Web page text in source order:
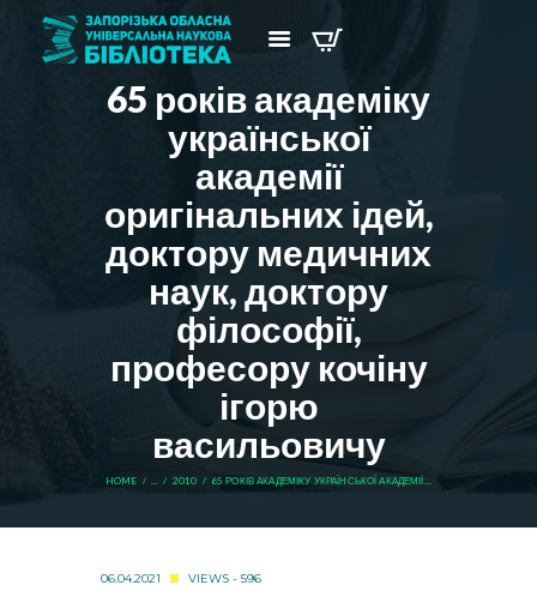
65 років академіку
української
академії
оригінальних ідей,
доктору медичних
наук, доктору
філософії,
професору кочіну
ігорю
васильовичу
HOME ... 2010 65 РОКІВ АКАДЕМІКУ УКРАЇНСЬКОЇ АКАДЕМІЇ...
06.04.2021 VIEWS - 596